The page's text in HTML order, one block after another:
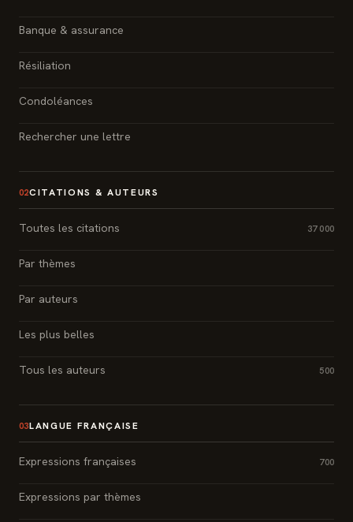
Banque & assurance
Résiliation
Condoléances
Rechercher une lettre
02CITATIONS & AUTEURS
Toutes les citations 37 000
Par thèmes
Par auteurs
Les plus belles
Tous les auteurs 500
03LANGUE FRANÇAISE
Expressions françaises 700
Expressions par thèmes